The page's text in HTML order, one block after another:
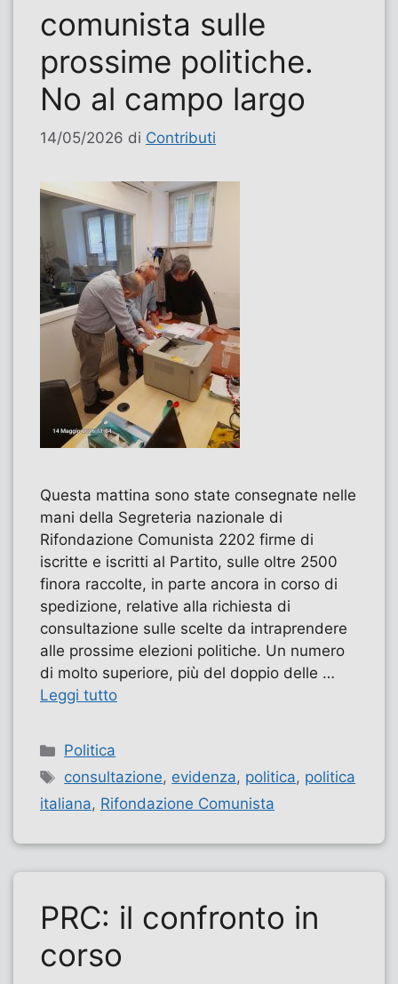
comunista sulle
prossime politiche.
No al campo largo
14/05/2026 di Contributi
Questa mattina sono state consegnate nelle
mani della Segreteria nazionale di
Rifondazione Comunista 2202 firme di
iscritte e iscritti al Partito, sulle oltre 2500
finora raccolte, in parte ancora in corso di
spedizione, relative alla richiesta di
consultazione sulle scelte da intraprendere
alle prossime elezioni politiche. Un numero
di molto superiore, più del doppio delle …
Leggi tutto
Categorie
Politica
Tag
consultazione, evidenza, politica, politica
italiana, Rifondazione Comunista
PRC: il confronto in
corso